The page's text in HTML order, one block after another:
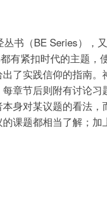
书（BE Series），
有紧扣时代的主题，
了实践信仰的指南
章节后则附有讨论习
身对某议题的看法
课题都相当了解；